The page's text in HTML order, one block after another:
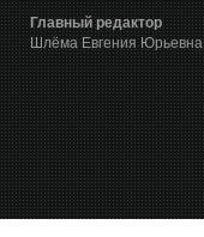
Главный редактор
Шлёма Евгения Юрьевна